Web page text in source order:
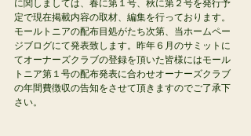
に関しましては、春に第１号、秋に第２号を発行予
定で現在掲載内容の取材、編集を行っております。
モールトニアの配布目処がたち次第、当ホームペー
ジブログにて発表致します。昨年６月のサミットに
てオーナーズクラブの登録を頂いた皆様にはモール
トニア第１号の配布発表に合わせオーナーズクラブ
の年間費徴収の告知をさせて頂きますのでご了承下
さい。